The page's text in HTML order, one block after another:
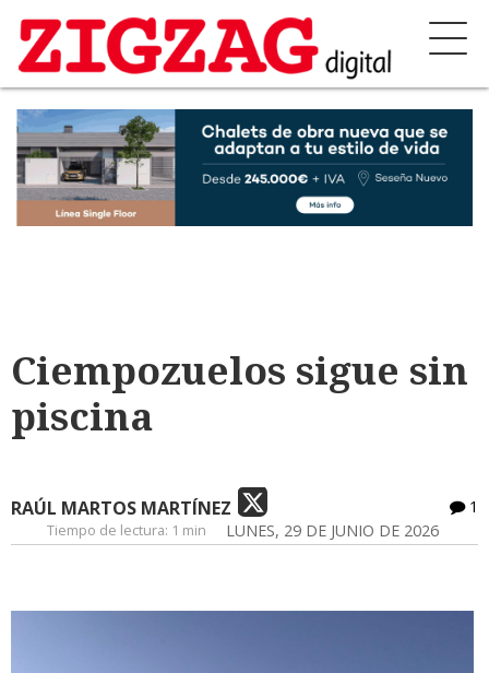
Ciempozuelos sigue sin
piscina
RAÚL MARTOS MARTÍNEZ
1
LUNES, 29 DE JUNIO DE 2026
Tiempo de lectura: 1 min